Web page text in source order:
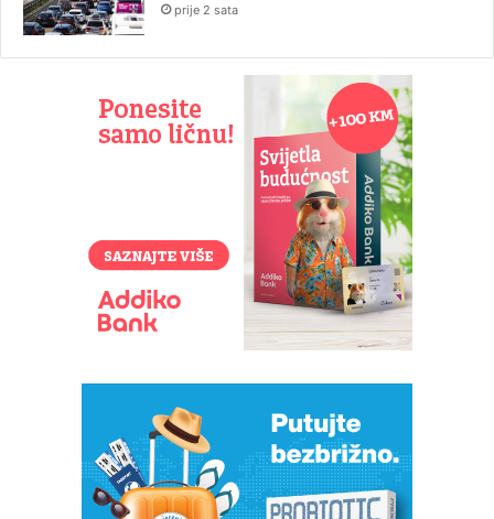
prije 2 sata